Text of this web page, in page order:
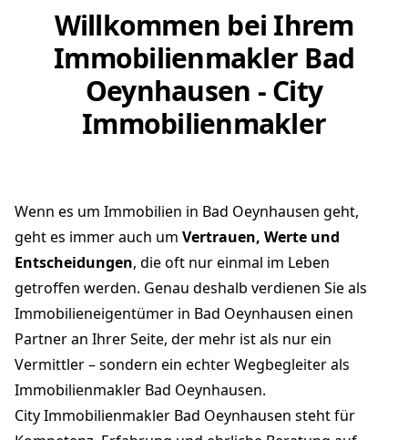
Willkommen bei Ihrem
Immobilienmakler Bad
Oeynhausen - City
Immobilienmakler
Wenn es um Immobilien in Bad Oeynhausen geht,
geht es immer auch um Vertrauen, Werte und
Entscheidungen, die oft nur einmal im Leben
getroffen werden. Genau deshalb verdienen Sie als
Immobilieneigentümer in Bad Oeynhausen einen
Partner an Ihrer Seite, der mehr ist als nur ein
Vermittler – sondern ein echter Wegbegleiter als
Immobilienmakler Bad Oeynhausen.
City Immobilienmakler Bad Oeynhausen steht für